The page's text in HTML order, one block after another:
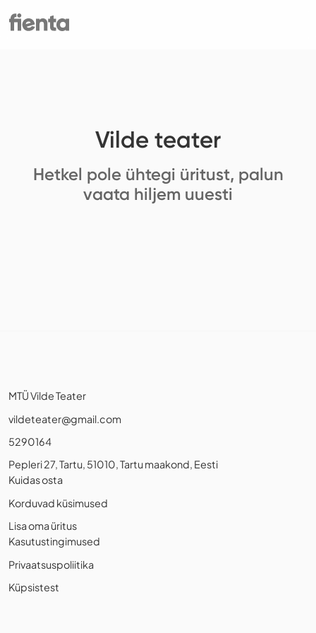
Vilde teater
Hetkel pole ühtegi üritust, palun
vaata hiljem uuesti
MTÜ Vilde Teater
vildeteater@gmail.com
5290164
Pepleri 27, Tartu, 51010, Tartu maakond, Eesti
Kuidas osta
Korduvad küsimused
Lisa oma üritus
Kasutustingimused
Privaatsuspoliitika
Küpsistest